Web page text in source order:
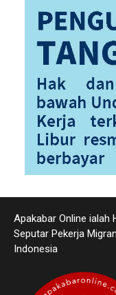
Apakabar Online ialah
Seputar Pekerja
Indonesia